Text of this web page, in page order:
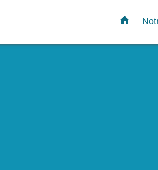
home